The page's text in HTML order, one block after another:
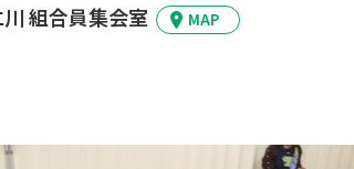
組合員集会室 MAP